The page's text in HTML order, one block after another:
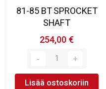
81-85 BT SPROCKET
SHAFT
254,00 €
Lisää ostoskoriin